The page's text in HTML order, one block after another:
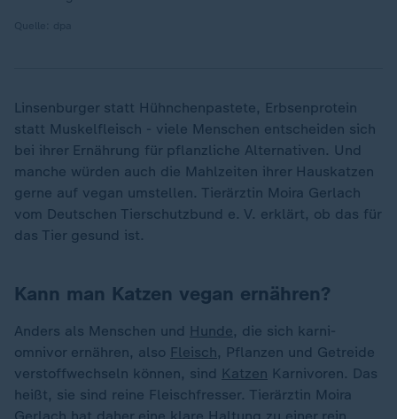
Linsenburger statt Hühnchenpastete, Erbsenprotein
statt Muskelfleisch - viele Menschen entscheiden sich
bei ihrer Ernährung für pflanzliche Alternativen. Und
manche würden auch die Mahlzeiten ihrer Hauskatzen
gerne auf vegan umstellen. Tierärztin Moira Gerlach
vom Deutschen Tierschutzbund e. V. erklärt, ob das für
das Tier gesund ist.
Kann man Katzen vegan ernähren?
Anders als Menschen und Hunde, die sich karni-
omnivor ernähren, also Fleisch, Pflanzen und Getreide
verstoffwechseln können, sind Katzen Karnivoren. Das
heißt, sie sind reine Fleischfresser. Tierärztin Moira